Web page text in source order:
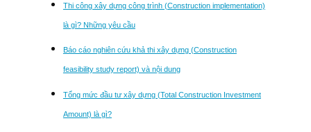
Thi công xây dựng công trình (Construction implementation)
là gì? Những yêu cầu
Báo cáo nghiên cứu khả thi xây dựng (Construction
feasibility study report) và nội dung
Tổng mức đầu tư xây dựng (Total Construction Investment
Amount) là gì?